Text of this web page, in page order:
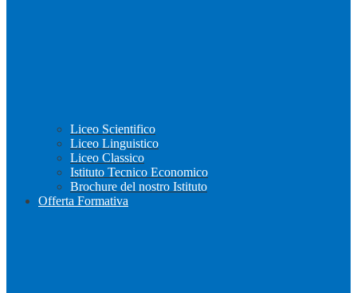
Liceo Scientifico
Liceo Linguistico
Liceo Classico
Istituto Tecnico Economico
Brochure del nostro Istituto
Offerta Formativa